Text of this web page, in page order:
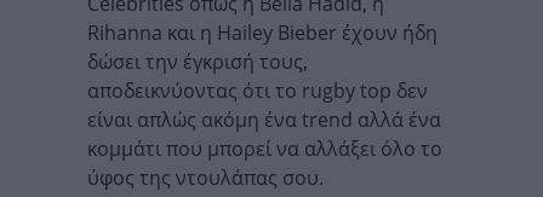
Rihanna και η Hailey Bieber έχουν ήδη
δώσει την έγκρισή τους,
αποδεικνύοντας ότι το rugby top δεν
είναι απλώς ακόμη ένα trend αλλά ένα
κομμάτι που μπορεί να αλλάξει όλο το
ύφος της ντουλάπας σου.